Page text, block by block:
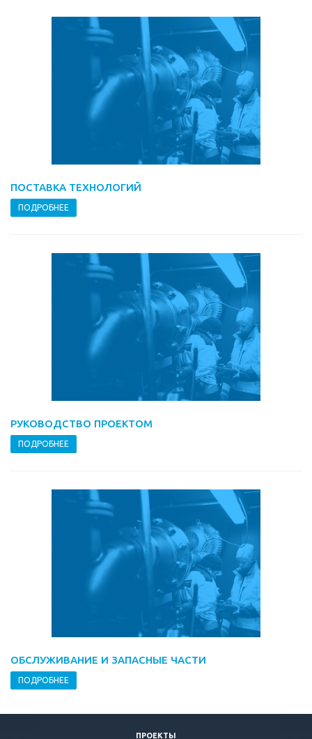
ПОСТАВКА ТЕХНОЛОГИЙ
ПОДРОБНЕЕ
РУКОВОДСТВО ПРОЕКТОМ
ПОДРОБНЕЕ
ОБСЛУЖИВАНИЕ И ЗАПАСНЫЕ ЧАСТИ
ПОДРОБНЕЕ
ПРОЕКТЫ